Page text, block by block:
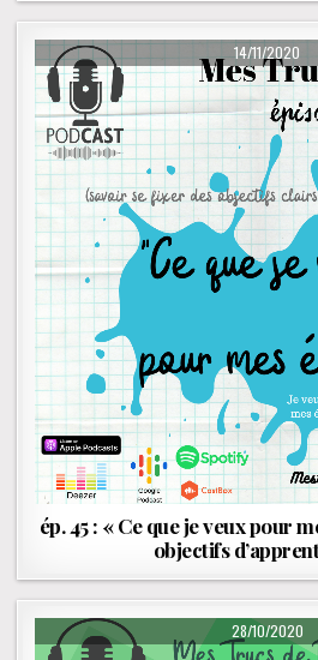
PUBLISHED
14/11/2020
ép. 45 : « Ce que je veux pour
objectifs
PUBLISHED
28/10/2020